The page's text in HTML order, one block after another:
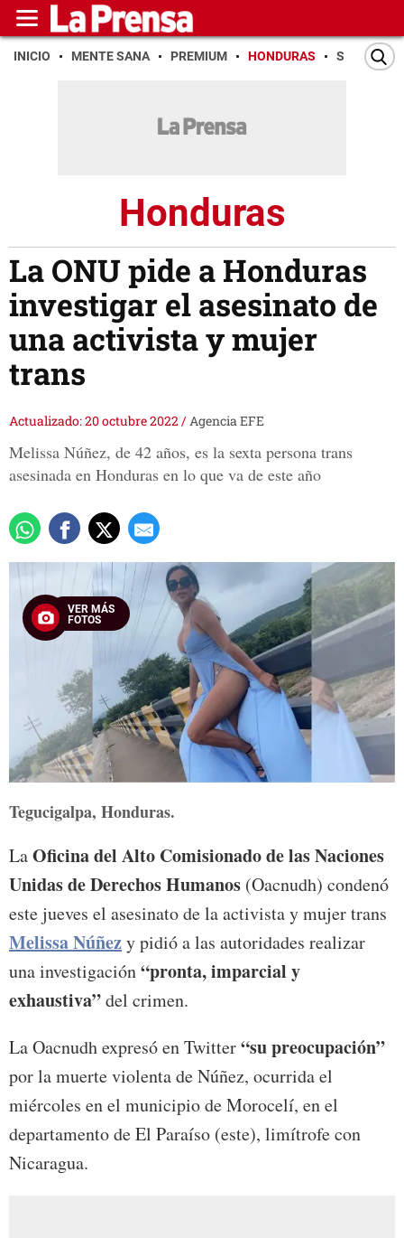
INICIO MENTE SANA PREMIUM HONDURAS SAN PEDRO
Honduras
La ONU pide a Honduras
investigar el asesinato de
una activista y mujer
trans
Actualizado: 20 octubre 2022/Agencia EFE
Melissa Núñez, de 42 años, es la sexta persona trans
asesinada en Honduras en lo que va de este año
VER MÁS
FOTOS
Tegucigalpa, Honduras.
LaOficina del Alto Comisionado de las Naciones
Unidas de Derechos Humanos (Oacnudh) condenó
este jueves el asesinato de la activista y mujer trans
Melissa Núñezy pidió a las autoridades realizar
una investigación“pronta, imparcial y
exhaustiva”del crimen.
La Oacnudh expresó en Twitter“su preocupación”
por la muerte violenta de Núñez, ocurrida el
miércoles en el municipio de Morocelí, en el
departamento de El Paraíso (este), limítrofe con
Nicaragua.